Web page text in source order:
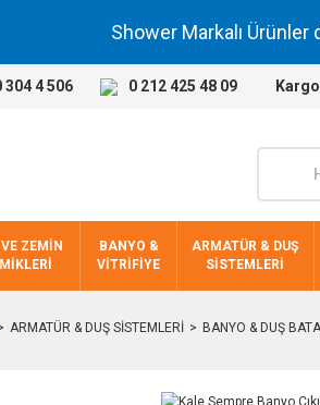
Shower Markalı Ürünler
304 4 506 0 212 425 48 09
ZEMİN
BANYO &
VİTRİFİYE
ARMATÜR & DUŞ
SİSTEMLERİ
ARMATÜR & DUŞ SİSTEMLERİ BANYO & DUŞ